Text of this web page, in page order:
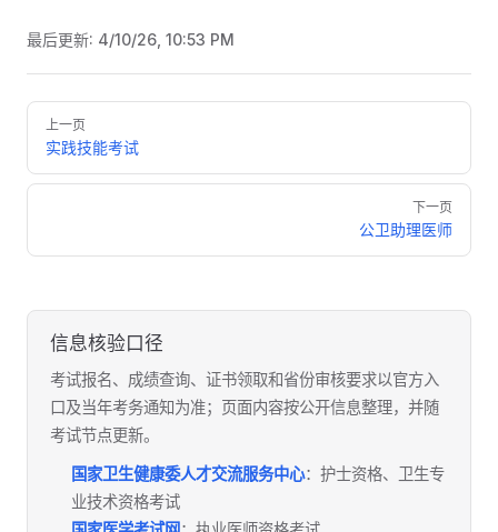
最后更新: 4/10/26, 10:53 PM
Pager
上一页
实践技能考试
下一页
公卫助理医师
信息核验口径
考试报名、成绩查询、证书领取和省份审核要求以官方入
口及当年考务通知为准；页面内容按公开信息整理，并随
考试节点更新。
国家卫生健康委人才交流服务中心：护士资格、卫生专
业技术资格考试